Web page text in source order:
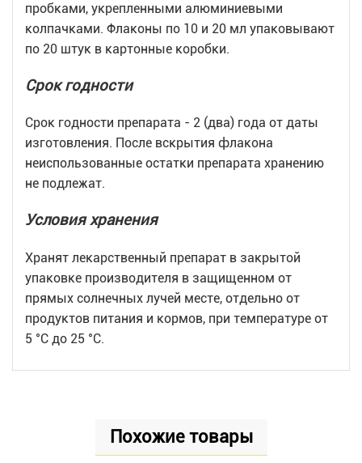
пробками, укрепленными алюминиевыми
колпачками. Флаконы по 10 и 20 мл упаковывают
по 20 штук в картонные коробки.
Срок годности
Срок годности препарата - 2 (два) года от даты
изготовления. После вскрытия флакона
неиспользованные остатки препарата хранению
не подлежат.
Условия хранения
Хранят лекарственный препарат в закрытой
упаковке производителя в защищенном от
прямых солнечных лучей месте, отдельно от
продуктов питания и кормов, при температуре от
5 °С до 25 °С.
Похожие товары